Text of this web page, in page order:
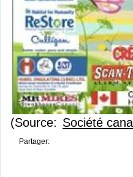
(Source: Société
Partager: